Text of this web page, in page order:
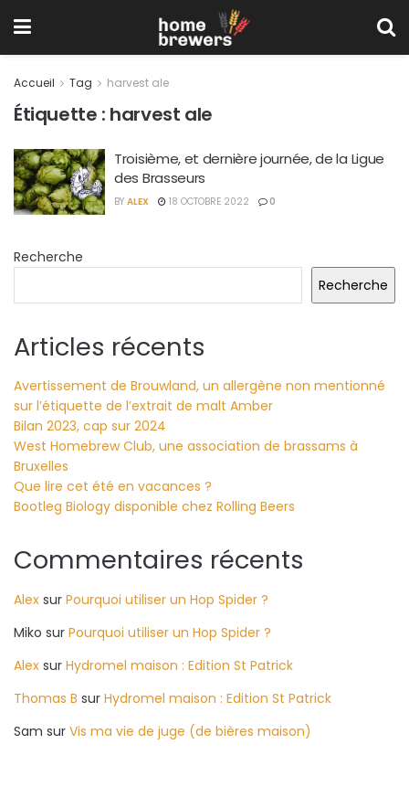
Accueil Tag harvest ale
Étiquette : harvest ale
Troisième, et dernière journée, de la Ligue
des Brasseurs
BY ALEX 18 OCTOBRE 2022 0
Recherche
Recherche
Articles récents
Avertissement de Brouwland, un allergène non mentionné
sur l’étiquette de l’extrait de malt Amber
Bilan 2023, cap sur 2024
West Homebrew Club, une association de brassams à
Bruxelles
Que lire cet été en vacances ?
Bootleg Biology disponible chez Rolling Beers
Commentaires récents
Alex sur Pourquoi utiliser un Hop Spider ?
Miko sur Pourquoi utiliser un Hop Spider ?
Alex sur Hydromel maison : Edition St Patrick
Thomas B sur Hydromel maison : Edition St Patrick
Sam sur Vis ma vie de juge (de bières maison)